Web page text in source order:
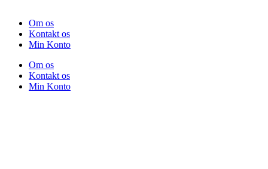
Om os
Kontakt os
Min Konto
Om os
Kontakt os
Min Konto